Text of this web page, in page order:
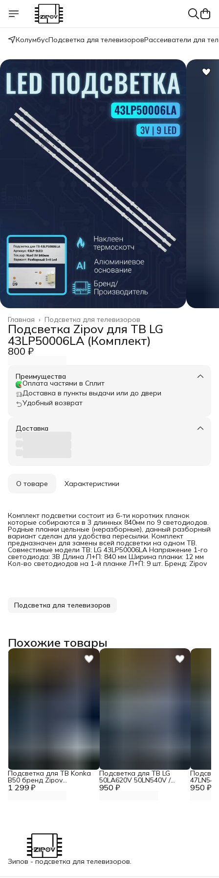
КолумбусПодсветка для телевизоровРассеиватели для
Подсветка для телевизоров
Главная ›
Подсветка Zipov для ТВ LG
43LP50006LA (Комплект)
800 ₽
Преимущества
Оплата частями в Сплит
Доставка в пункты выдачи или до двери
Удобный возврат
Доставка
О товаре Характеристики
Комплект подсветки состоит из 6-ти коротких планок
которые собираются в 3 длинных 840мм по 9 светодиодов.
Родные планки цельные (неразборные), данный разборный
вариант сделан для удобства пересылки. Комплект
предназначен для замены всей подсветки на одном ТВ.
Совместимые модели ТВ: LG 43LP50006LA Напряжение 1-го
светодиода: 3В Длина Л+П: 840 мм Ширина планки: 12 мм
Кол-во светодиодов на 1-й планке Л+П: 9 шт. Бренд: Zipov
Подсветка для телевизоров
Похожие товары
1 299 ₽
Подсветка для ТВ Konka
B50 бренд Zipov
(комплект) 950 ₽
Подсветка для ТВ LG
50LA620V 50LN540V /
TOSHIBA 50L4353RK / 950 ₽
Зипов - подсветка для телевизоров.